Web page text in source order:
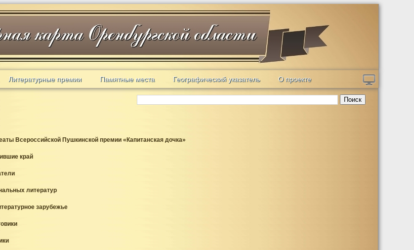
Литературные премии Памятные места Географический указатель О проекте
Поиск
Всероссийской Пушкинской премии «Капитанская дочка»
край
литератур
зарубежье